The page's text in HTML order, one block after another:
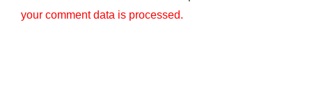
your comment data is processed.